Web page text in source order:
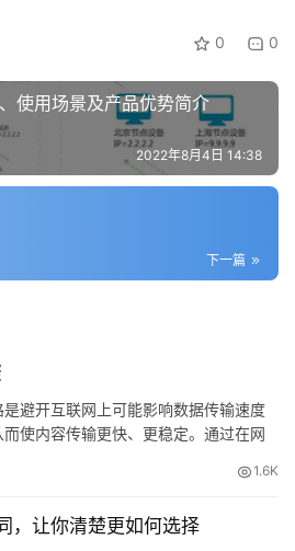
0 0
使用场景及产品优势简介
2022年8月4日 14:38
下一篇
避开互联网上可能影响数据传输速度
使内容传输更快、更稳定。通过在网
1.6K
，让你清楚更如何选择